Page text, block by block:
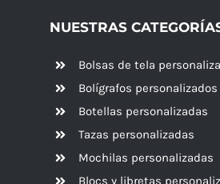
NUESTRAS
Bolsas de tela
Bolígrafos personalizados
Botellas personalizadas
Tazas personalizadas
Mochilas personalizadas
Blocs y libretas